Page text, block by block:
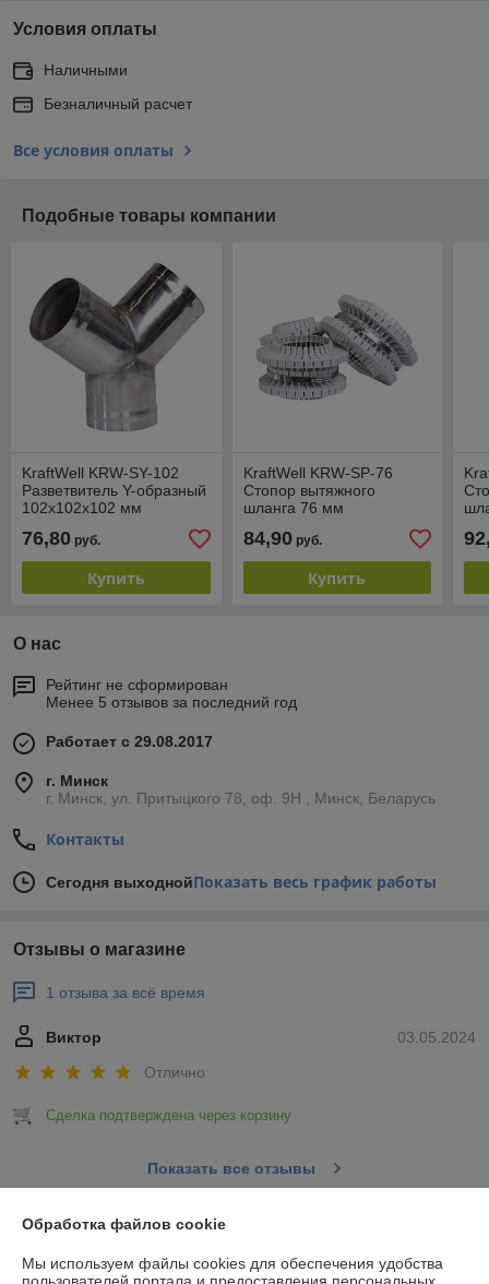
Условия оплаты
Наличными
Безналичный расчет
Все условия оплаты
Подобные товары компании
KraftWell KRW-SY-102
Разветвитель Y-образный
102х102x102 мм
76,80 руб.
Купить
KraftWell KRW-SP-76
Стопор вытяжного
шланга 76 мм
84,90руб.
Купить
О нас
Рейтинг не сформирован
Менее 5 отзывов за последний год
Работает с 29.08.2017
г. Минск
г. Минск, ул. Притыцкого 78, оф. 9Н , Минск, Беларусь
Контакты
Сегодня выходнойПоказать весь график работы
Отзывы о магазине
1 отзыва за всё время
03.05.2024
Виктор
Отлично
Сделка подтверждена через корзину
Показать все отзывы
Обработка файлов cookie
Мы используем файлы cookies для обеспечения удобства